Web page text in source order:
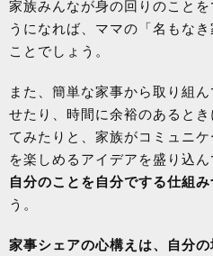
家族みんなが身の回りのこと
うになれば、ママの「名もな
ことでしょう。
また、簡単な家事から取り組
せたり、時間に余裕のあると
てみたりと、家族がコミュニ
を楽しめるアイデアを盛り込ん
自分のことを自分でする仕組み
う。
家事シェアの心構えは、自分